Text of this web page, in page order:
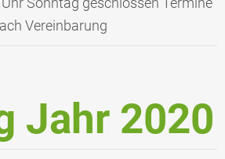
Sonntag geschlossen Termine
Vereinbarung
Jahr 2020